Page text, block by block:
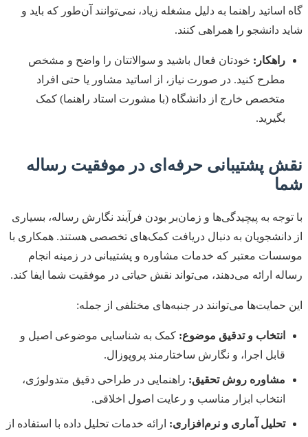
گاه اساتید راهنما به دلیل مشغله زیاد، نمی‌توانند آن‌طور که باید و
شاید دانشجو را همراهی کنند.
راهکار: خودتان فعال باشید و سوالاتتان را واضح و مشخص
مطرح کنید. در صورت نیاز، از اساتید مشاور یا حتی افراد
متخصص خارج از دانشگاه (با مشورت استاد راهنما) کمک
بگیرید.
نقش پشتیبانی حرفه‌ای در موفقیت رساله
شما
با توجه به پیچیدگی‌ها و زمان‌بر بودن فرآیند نگارش رساله، بسیاری
از دانشجویان به دنبال دریافت کمک‌های تخصصی هستند. همکاری با
موسسات معتبر که خدمات مشاوره و پشتیبانی در زمینه انجام
رساله ارائه می‌دهند، می‌تواند نقش حیاتی در موفقیت شما ایفا کند.
این حمایت‌ها می‌توانند در جنبه‌های مختلفی از جمله:
انتخاب و تدقیق موضوع: کمک به شناسایی موضوعی اصیل و
قابل اجرا، و نگارش ساختارمند پروپوزال.
مشاوره روش تحقیق: راهنمایی در طراحی دقیق متدولوژی،
انتخاب ابزار مناسب و رعایت اصول اخلاقی.
تحلیل آماری و نرم‌افزاری: ارائه خدمات تحلیل داده با استفاده از